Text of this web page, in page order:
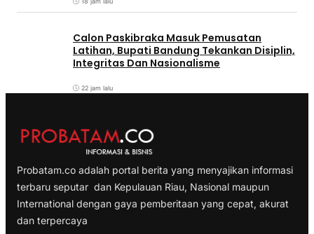
Calon Paskibraka Masuk Pemusatan
Latihan, Bupati Bandung Tekankan Disiplin,
Integritas Dan Nasionalisme
22 jam lalu
Probatam.co adalah portal berita yang menyajikan informasi
terbaru seputar dan Kepulauan Riau, Nasional maupun
International dengan gaya pemberitaan yang cepat, akurat
dan terpercaya